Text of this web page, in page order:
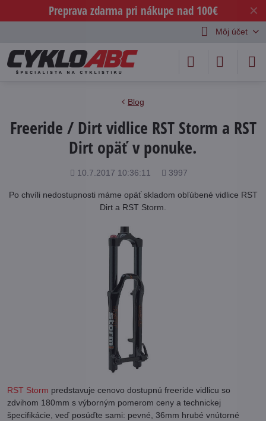
✕
Preprava zdarma pri nákupe nad 100€
Môj účet
Blog
Freeride / Dirt vidlice RST Storm a RST
Dirt opäť v ponuke.
Pridané
10.7.2017 10:36:11
Počet
3997
Po chvíli nedostupnosti máme opäť skladom obľúbené vidlice RST
Dirt a RST Storm.
RST Storm predstavuje cenovo dostupnú freeride vidlicu so
zdvihom 180mm s výborným pomerom ceny a technickej
špecifikácie, veď posúďte sami: pevné, 36mm hrubé vnútorné